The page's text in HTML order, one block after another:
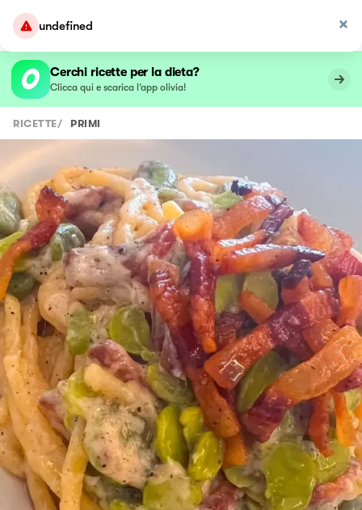
undefined
Cerchi ricette per la dieta?
Clicca qui e scarica l’app olivia!
RICETTE/ PRIMI